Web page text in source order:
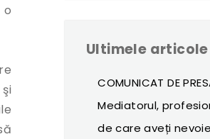
o
Ultimele articole
COMUNICAT DE
Mediatorul,
de care aveți